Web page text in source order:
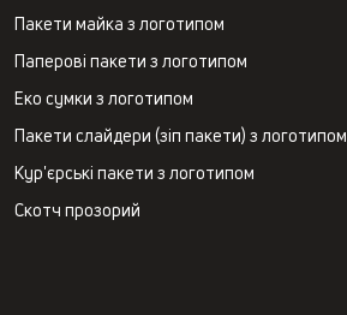
Пакети майка з логотипом
Паперові пакети з логотипом
Еко сумки з логотипом
Пакети слайдери (зіп пакети) з логотипом
Кур'єрські пакети з логотипом
Скотч прозорий